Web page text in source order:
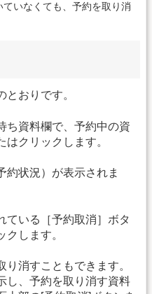
いなくても、予約を取り消
おりです。
ち資料欄で、予約中の資
クリックします。
約状況）が表示されま
ている［予約取消］ボタ
クします。
消すこともできます。
し、予約を取り消す資料